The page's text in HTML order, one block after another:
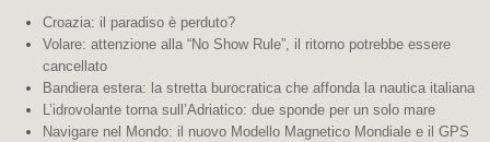
Croazia: il paradiso è perduto?
Volare: attenzione alla “No Show Rule”, il ritorno potrebbe essere
cancellato
Bandiera estera: la stretta burocratica che affonda la nautica italiana
L’idrovolante torna sull’Adriatico: due sponde per un solo mare
Navigare nel Mondo: il nuovo Modello Magnetico Mondiale e il GPS